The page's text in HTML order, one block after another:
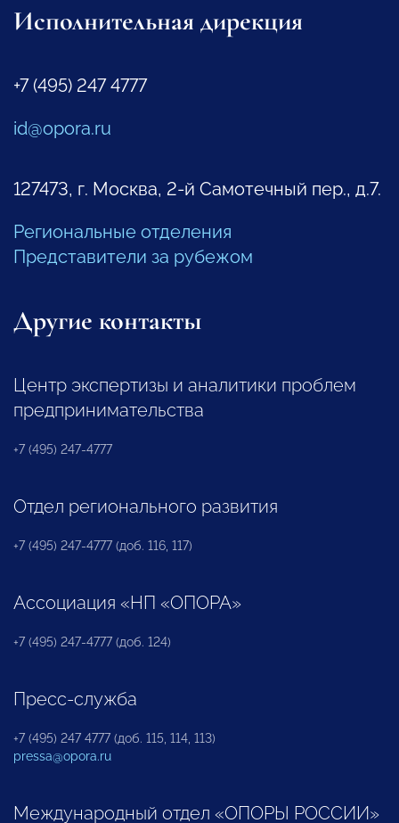
Исполнительная дирекция
+7 (495) 247 4777
id@opora.ru
127473, г. Москва, 2-й Самотечный пер., д.7.
Региональные отделения
Представители за рубежом
Другие контакты
Центр экспертизы и аналитики проблем
предпринимательства
+7 (495) 247-4777
Отдел регионального развития
+7 (495) 247-4777 (доб. 116, 117)
Ассоциация «НП «ОПОРА»
+7 (495) 247-4777 (доб. 124)
Пресс-служба
+7 (495) 247 4777 (доб. 115, 114, 113)
pressa@opora.ru
Международный отдел «ОПОРЫ РОССИИ»